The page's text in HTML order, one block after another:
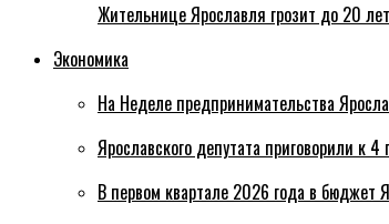
Жительнице Ярославля грозит до 20
Экономика
На Неделе предпринимательства
Ярославского депутата приговорили к
В первом квартале 2026 года в бюджет